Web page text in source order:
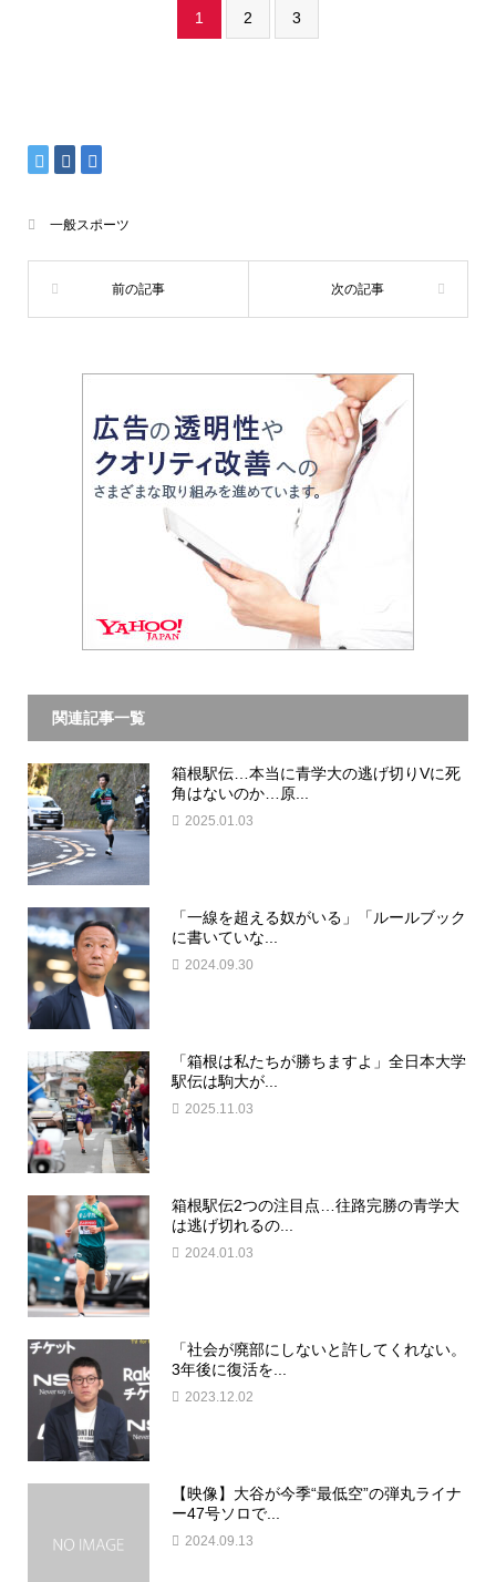
1 2 3
一般スポーツ
関連記事一覧
箱根駅伝…本当に青学大の逃げ切りVに死
角はないのか…原...
2025.01.03
「一線を超える奴がいる」「ルールブック
に書いていな...
2024.09.30
「箱根は私たちが勝ちますよ」全日本大学
駅伝は駒大が...
2025.11.03
箱根駅伝2つの注目点…往路完勝の青学大
は逃げ切れるの...
2024.01.03
「社会が廃部にしないと許してくれない。
3年後に復活を...
2023.12.02
【映像】大谷が今季“最低空”の弾丸ライナ
ー47号ソロで...
2024.09.13